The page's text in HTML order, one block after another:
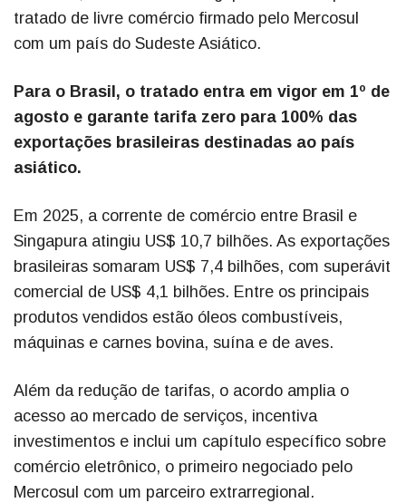
tratado de livre comércio firmado pelo Mercosul
com um país do Sudeste Asiático.
Para o Brasil, o tratado entra em vigor em 1º de
agosto e garante tarifa zero para 100% das
exportações brasileiras destinadas ao país
asiático.
Em 2025, a corrente de comércio entre Brasil e
Singapura atingiu US$ 10,7 bilhões. As exportações
brasileiras somaram US$ 7,4 bilhões, com superávit
comercial de US$ 4,1 bilhões. Entre os principais
produtos vendidos estão óleos combustíveis,
máquinas e carnes bovina, suína e de aves.
Além da redução de tarifas, o acordo amplia o
acesso ao mercado de serviços, incentiva
investimentos e inclui um capítulo específico sobre
comércio eletrônico, o primeiro negociado pelo
Mercosul com um parceiro extrarregional.